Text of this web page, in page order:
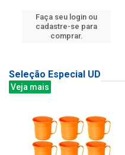
Faça seu login ou
cadastre-se para
comprar.
Seleção Especial UD
Veja mais